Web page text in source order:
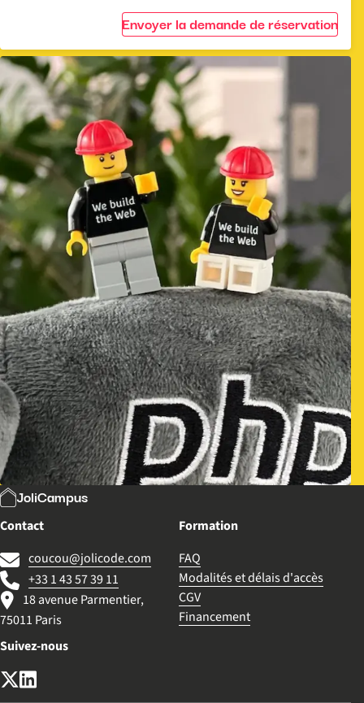
Envoyer la demande de réservation
JoliCampus
Contact
coucou@jolicode.com
+33 1 43 57 39 11
18 avenue Parmentier,
75011 Paris
Formation
FAQ
Modalités et délais d'accès
CGV
Financement
Suivez-nous
X (anciennement Twitter)
LinkedIn